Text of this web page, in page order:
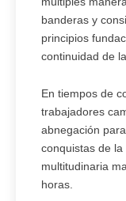
banderas y
principios
continuidad de
En tiempos de
trabajadores
abnegación
conquistas de
multitudinaria
horas.